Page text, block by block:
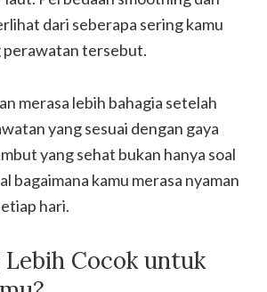
dari seberapa sering kamu
perawatan tersebut.
merasa lebih bahagia setelah
yang sesuai dengan gaya
yang sehat bukan hanya soal
bagaimana kamu merasa nyaman
hari.
Cocok untuk